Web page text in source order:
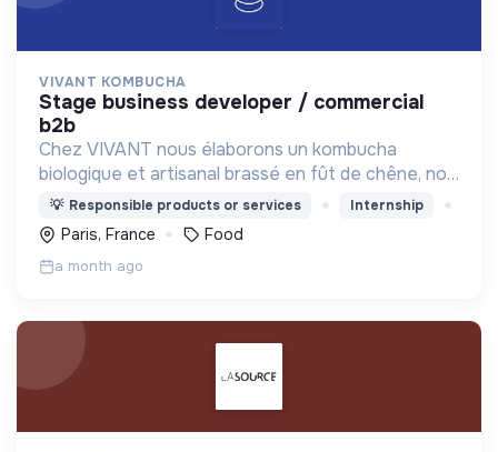
VIVANT KOMBUCHA
stage business developer / commercial
b2b
Chez VIVANT nous élaborons un kombucha
biologique et artisanal brassé en fût de chêne, non
filtré ni pasteurisé, à partir d'ingrédients bruts et
sourcés.
💡 Responsible products or services Internship
Paris, France Food
a month ago